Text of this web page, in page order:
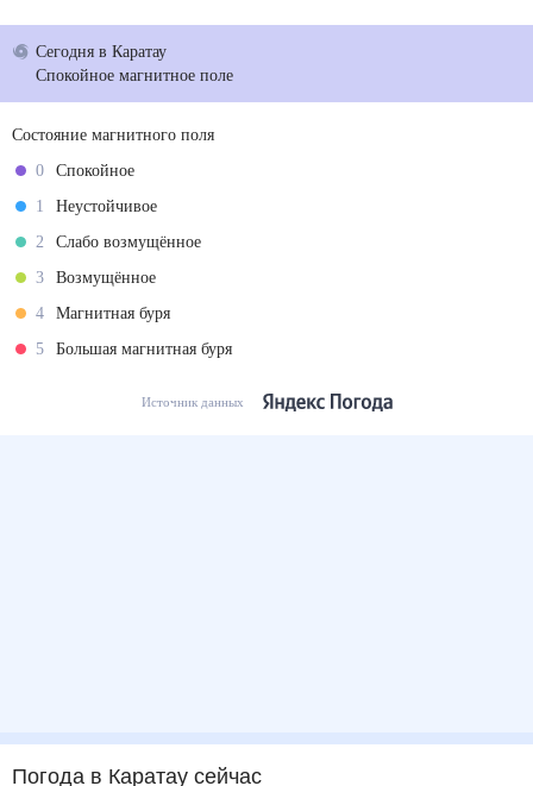
Сегодняв Каратау
Спокойное магнитное поле
Состояние магнитного поля
0
Спокойное
1
Неустойчивое
2
Слабо возмущённое
3
Возмущённое
4
Магнитная буря
5
Большая магнитная буря
Источник данных
Погода в Каратау сейчас